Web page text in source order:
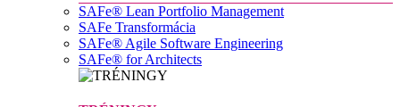
SAFe® Lean Portfolio Management
SAFe Transformácia
SAFe® Agile Software Engineering
SAFe® for Architects